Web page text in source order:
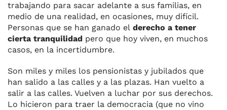
trabajando para sacar adelante a sus familias, en
medio de una realidad, en ocasiones, muy difícil.
Personas que se han ganado el derecho a tener
cierta tranquilidad pero que hoy viven, en muchos
casos, en la incertidumbre.
Son miles y miles los pensionistas y jubilados que
han salido a las calles y a las plazas. Han vuelto a
salir a las calles. Vuelven a luchar por sus derechos.
Lo hicieron para traer la democracia (que no vino